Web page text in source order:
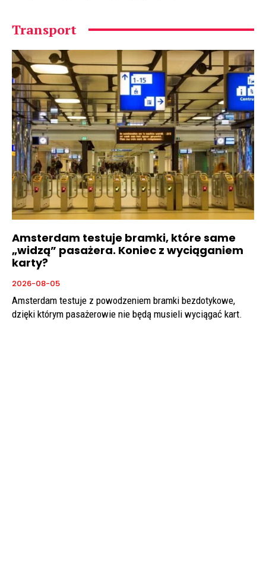
Transport
Amsterdam testuje bramki, które same
„widzą” pasażera. Koniec z wyciąganiem
karty?
2026-08-05
Amsterdam testuje z powodzeniem bramki bezdotykowe,
dzięki którym pasażerowie nie będą musieli wyciągać kart.